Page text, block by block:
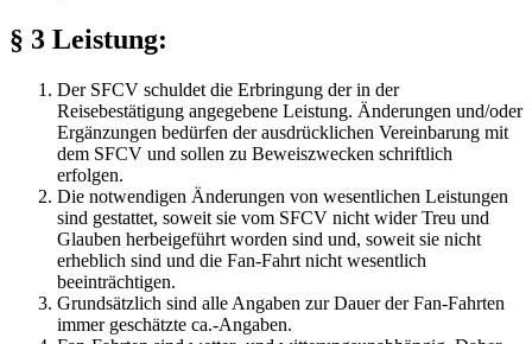
§ 3 Leistung:
Der SFCV schuldet die Erbringung der in der
Reisebestätigung angegebene Leistung. Änderungen und/oder
Ergänzungen bedürfen der ausdrücklichen Vereinbarung mit
dem SFCV und sollen zu Beweiszwecken schriftlich
erfolgen.
Die notwendigen Änderungen von wesentlichen Leistungen
sind gestattet, soweit sie vom SFCV nicht wider Treu und
Glauben herbeigeführt worden sind und, soweit sie nicht
erheblich sind und die Fan-Fahrt nicht wesentlich
beeinträchtigen.
Grundsätzlich sind alle Angaben zur Dauer der Fan-Fahrten
immer geschätzte ca.-Angaben.